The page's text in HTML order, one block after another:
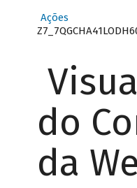
Ações
do
da